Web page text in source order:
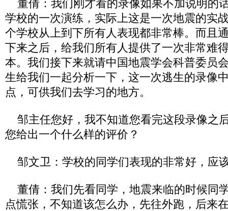
董倩：我们刚才看的录像如果不加说明的
学校的一次演练，实际上这是一次地震的实
个学校从上到下所有人表现都非常棒。而且
下来之后，给我们所有人提供了一次非常难
本。我们接下来就请中国地震学会科普委员
生给我们一起分析一下，这一次逃生的录像
点，可供我们去学习的地方。
邹主任您好，我不知道您看完这段录像之
您给出一个什么样的评价？
邹文卫：学校的同学们表现的非常好，应
董倩：我们先看同学，地震来临的时候同
点慌张，不知道该怎么办，先往外跑，后来